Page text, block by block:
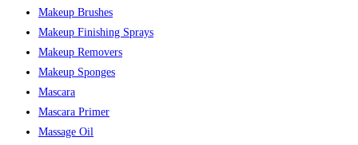
Makeup Brushes
Makeup Finishing Sprays
Makeup Removers
Makeup Sponges
Mascara
Mascara Primer
Massage Oil